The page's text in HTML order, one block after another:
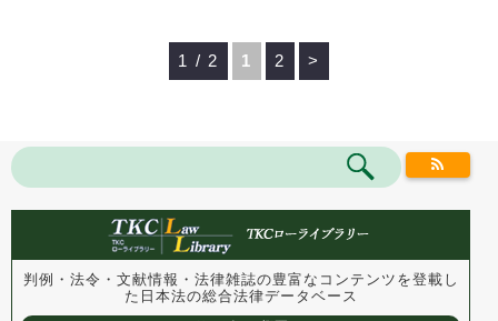
1 / 2 1 2 >
判例・法令・文献情報・法律雑誌の豊富なコンテンツを登載し
た 日本法の総合法律データベース